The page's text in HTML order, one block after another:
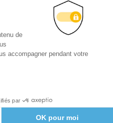
nos réseaux !